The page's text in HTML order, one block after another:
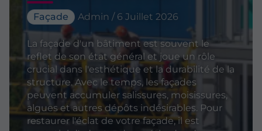
Façade Admin / 6 Juillet 2026
La façade d'un bâtiment est souvent le
reflet de son état général et joue un rôle
crucial dans l'esthétique et la durabilité de la
structure. Avec le temps, les façades
peuvent accumuler salissures, moisissures,
algues et autres dépôts indésirables. Pour
restaurer l'éclat de votre façade, il est